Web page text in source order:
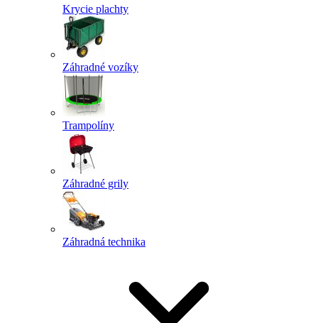
Krycie plachty
Záhradné vozíky
Trampolíny
Záhradné grily
Záhradná technika